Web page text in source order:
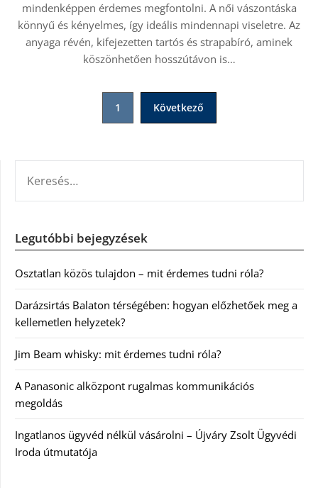
mindenképpen érdemes megfontolni. A női vászontáska
könnyű és kényelmes, így ideális mindennapi viseletre. Az
anyaga révén, kifejezetten tartós és strapabíró, aminek
köszönhetően hosszútávon is…
1 Következő
Legutóbbi bejegyzések
Osztatlan közös tulajdon – mit érdemes tudni róla?
Darázsirtás Balaton térségében: hogyan előzhetőek meg a
kellemetlen helyzetek?
Jim Beam whisky: mit érdemes tudni róla?
A Panasonic alközpont rugalmas kommunikációs
megoldás
Ingatlanos ügyvéd nélkül vásárolni – Újváry Zsolt Ügyvédi
Iroda útmutatója